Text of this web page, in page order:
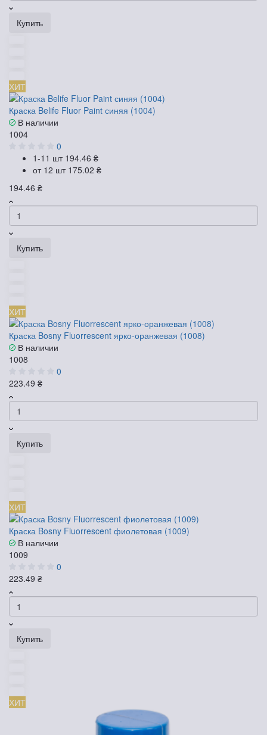
Купить
ХИТ
Краска Belife Fluor Paint синяя (1004)
В наличии
1004
0
1-11 шт 194.46 ₴
от 12 шт 175.02 ₴
194.46 ₴
Купить
ХИТ
Краска Bosny Fluorrescent ярко-оранжевая (1008)
В наличии
1008
0
223.49 ₴
Купить
ХИТ
Краска Bosny Fluorrescent фиолетовая (1009)
В наличии
1009
0
223.49 ₴
Купить
ХИТ